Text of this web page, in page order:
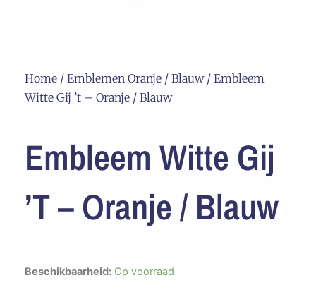
Home / Emblemen Oranje / Blauw/ Embleem
Witte Gij ’t – Oranje / Blauw
Embleem Witte Gij
’t – Oranje / Blauw
Beschikbaarheid: Op voorraad
Embleem